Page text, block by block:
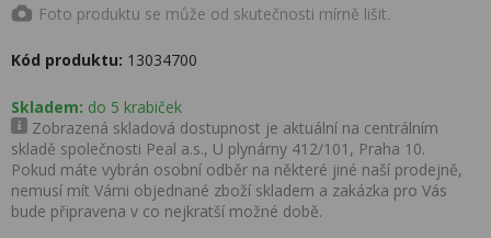
Foto produktu se může od skutečnosti mírně lišit.
Kód produktu: 13034700
Skladem: do 5 krabiček
Zobrazená skladová dostupnost je aktuální na centrálním
skladě společnosti Peal a.s., U plynárny 412/101, Praha 10.
Pokud máte vybrán osobní odběr na některé jiné naší prodejně,
nemusí mít Vámi objednané zboží skladem a zakázka pro Vás
bude připravena v co nejkratší možné době.